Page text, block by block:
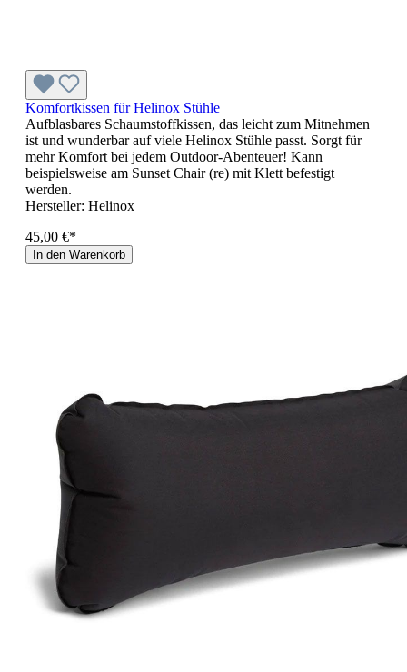
Komfortkissen für Helinox Stühle
Aufblasbares Schaumstoffkissen, das leicht zum Mitnehmen
ist und wunderbar auf viele Helinox Stühle passt. Sorgt für
mehr Komfort bei jedem Outdoor-Abenteuer! Kann
beispielsweise am Sunset Chair (re) mit Klett befestigt
werden.
Hersteller: Helinox
45,00 €*
In den Warenkorb